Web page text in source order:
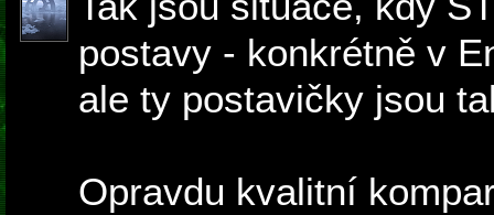
postavy - konkrétně v
ale ty postavičky jsou
Opravdu kvalitní